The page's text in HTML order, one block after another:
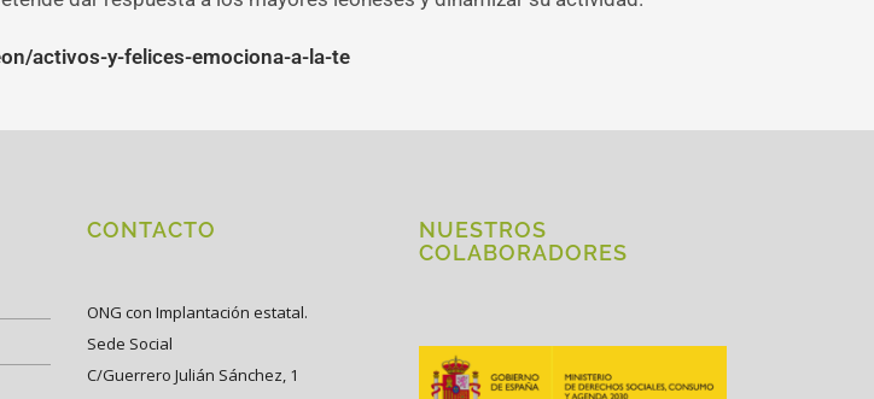
activos-y-felices-emociona-a-la-te
CONTACTO
ONG con Implantación estatal.
Sede Social
C/Guerrero Julián Sánchez, 1
NUESTROS
COLABORADORES